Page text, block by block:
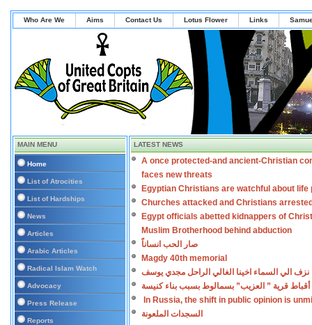
Who Are We Aims Contact Us Lotus Flower Links
MAIN MENU
Home
List of Atrocities
List of Hardships
News
Articles
Arabic Articles
Radical Islam Watch
Advocacy
Press Release
Reports
LATEST NEWS
A once protected-and ancient-Christian
faces new threats
Egyptian Christians are watchful about life
Churches attacked and Christians
Egypt officials abetted kidnappers of
Muslim Brotherhood behind abduction
صار الحب انساناً
Magdy 40th memorial
نزف الي السماء اخينا الغالي الراحل مجدي يوسف
أقباط قرية ” العزيب” بسمالوط بسبب بناء كنيسة
In Russia, the shift in public opinion is
السجدات الملعونة